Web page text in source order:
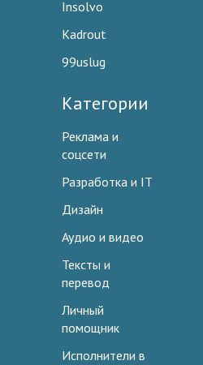
Insolvo
Kadrout
99uslug
Категории
Реклама и
соцсети
Разработка и IT
Дизайн
Аудио и видео
Тексты и
перевод
Личный
помощник
Исполнители в